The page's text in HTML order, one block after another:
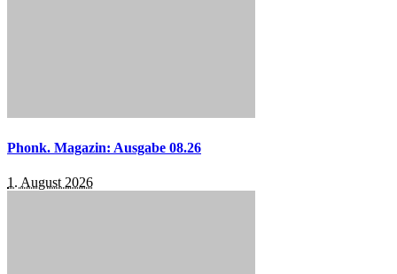
Phonk. Magazin: Ausgabe 08.26
1. August 2026